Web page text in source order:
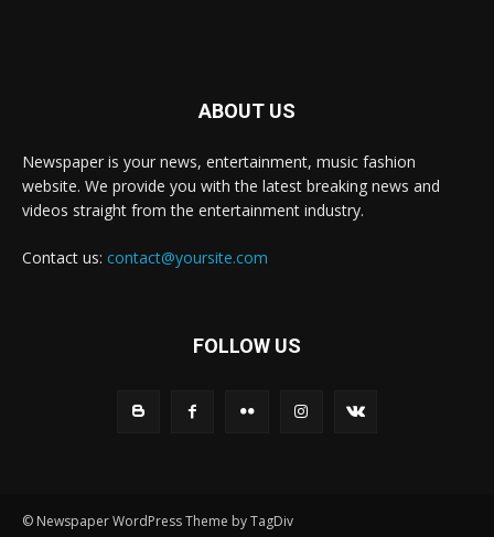
ABOUT US
Newspaper is your news, entertainment, music fashion
website. We provide you with the latest breaking news and
videos straight from the entertainment industry.
Contact us: contact@yoursite.com
FOLLOW US
© Newspaper WordPress Theme by TagDiv